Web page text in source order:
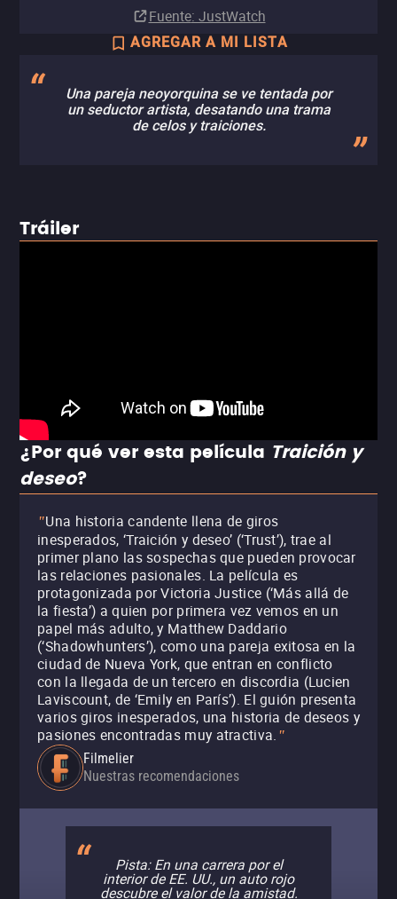
Fuente: JustWatch
AGREGAR A MI LISTA
Una pareja neoyorquina se ve tentada por
un seductor artista, desatando una trama
de celos y traiciones.
Tráiler
¿Por qué ver esta película Traición y
deseo?
"Una historia candente llena de giros
inesperados, ‘Traición y deseo’ (‘Trust’), trae al
primer plano las sospechas que pueden provocar
las relaciones pasionales. La película es
protagonizada por Victoria Justice (‘Más allá de
la fiesta’) a quien por primera vez vemos en un
papel más adulto, y Matthew Daddario
(‘Shadowhunters’), como una pareja exitosa en la
ciudad de Nueva York, que entran en conflicto
con la llegada de un tercero en discordia (Lucien
Laviscount, de ‘Emily en París’). El guión presenta
varios giros inesperados, una historia de deseos y
pasiones encontradas muy atractiva. "
Filmelier
Nuestras recomendaciones
Pista: En una carrera por el
interior de EE. UU., un auto rojo
descubre el valor de la amistad.